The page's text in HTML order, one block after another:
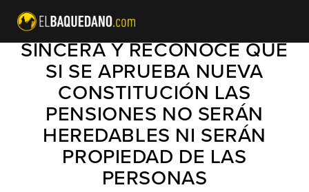
CONVENCIONAL STINGO SE
SINCERA Y RECONOCE QUE
SI SE APRUEBA NUEVA
CONSTITUCIÓN LAS
PENSIONES NO SERÁN
HEREDABLES NI SERÁN
PROPIEDAD DE LAS
PERSONAS